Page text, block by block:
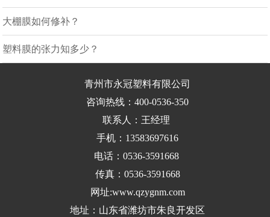
大棚膜如何修补？
塑料膜的张力知多少？
青州市永冠塑料有限公司
咨询热线：400-0536-350
联系人：王经理
手机：13583697616
电话：0536-3591668
传真：0536-3591668
网址:www.qzygnm.com
地址：山东省潍坊市朱良开发区